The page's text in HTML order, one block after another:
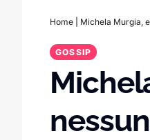
Home Michela Murgia,
GOSSIP